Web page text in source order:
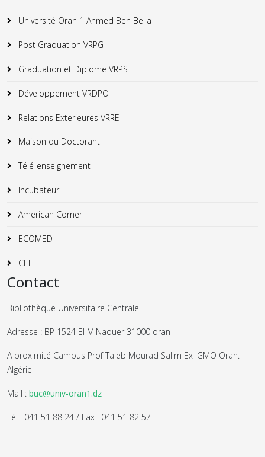
Université Oran 1 Ahmed Ben Bella
Post Graduation VRPG
Graduation et Diplome VRPS
Développement VRDPO
Relations Exterieures VRRE
Maison du Doctorant
Télé-enseignement
Incubateur
American Corner
ECOMED
CEIL
Contact
Bibliothèque Universitaire Centrale
Adresse : BP 1524 El M'Naouer 31000 oran
A proximité Campus Prof Taleb Mourad Salim Ex IGMO Oran.
Algérie
Mail : buc@univ-oran1.dz
Tél : 041 51 88 24 / Fax : 041 51 82 57